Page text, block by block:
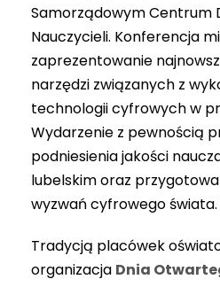
Samorządowym Centrum
Nauczycieli. Konferencja
zaprezentowanie
narzędzi związanych z
technologii cyfrowych w
Wydarzenie z pewnością
podniesienia jakości
lubelskim oraz
wyzwań cyfrowego świata.
Tradycją placówek
organizacja Dnia